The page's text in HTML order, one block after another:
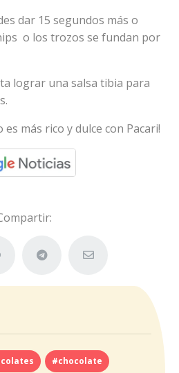
dar 15 segundos más o
o los trozos se fundan por
lograr una salsa tibia para
es más rico y dulce con Pacari!
#chocolate